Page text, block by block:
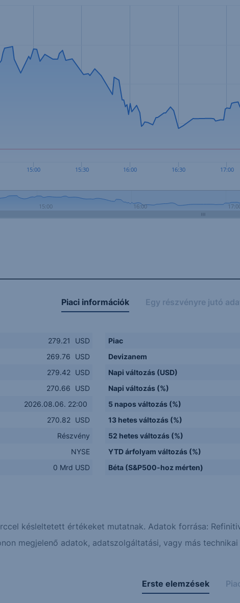
15:00 15:30 16:00 16:30 17:00
15:00 16:00
Piaci információk Egy részvényre jutó
279.21
USD
269.76
USD
279.42
USD
270.66
USD
2026.08.06. 22:00
270.82
USD
Részvény
NYSE
0 Mrd USD
Piac
Devizanem
Napi változás (USD)
Napi változás (%)
5 napos változás (%)
13 hetes változás (%)
52 hetes változás (%)
YTD árfolyam változás (%)
Béta (S&P500-hoz mérten)
késleltetett értékeket mutatnak. Adatok forrása:
megjelenő adatok, adatszolgáltatási, vagy más
Erste elemzések